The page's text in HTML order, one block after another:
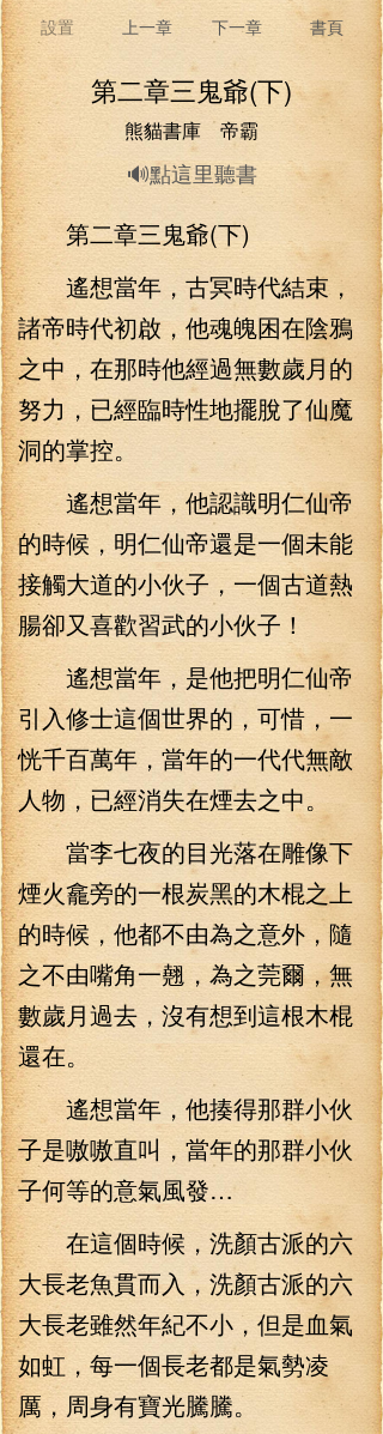
設置 上一章 下一章 書頁
第二章三鬼爺(下)
熊貓書庫 帝霸
🔊點這里聽書
第二章三鬼爺(下)
遙想當年，古冥時代結束，
諸帝時代初啟，他魂魄困在陰鴉
之中，在那時他經過無數歲月的
努力，已經臨時性地擺脫了仙魔
洞的掌控。
遙想當年，他認識明仁仙帝
的時候，明仁仙帝還是一個未能
接觸大道的小伙子，一個古道熱
腸卻又喜歡習武的小伙子！
遙想當年，是他把明仁仙帝
引入修士這個世界的，可惜，一
恍千百萬年，當年的一代代無敵
人物，已經消失在煙去之中。
當李七夜的目光落在雕像下
煙火龕旁的一根炭黑的木棍之上
的時候，他都不由為之意外，隨
之不由嘴角一翹，為之莞爾，無
數歲月過去，沒有想到這根木棍
還在。
遙想當年，他揍得那群小伙
子是嗷嗷直叫，當年的那群小伙
子何等的意氣風發…
在這個時候，洗顏古派的六
大長老魚貫而入，洗顏古派的六
大長老雖然年紀不小，但是血氣
如虹，每一個長老都是氣勢凌
厲，周身有寶光騰騰。